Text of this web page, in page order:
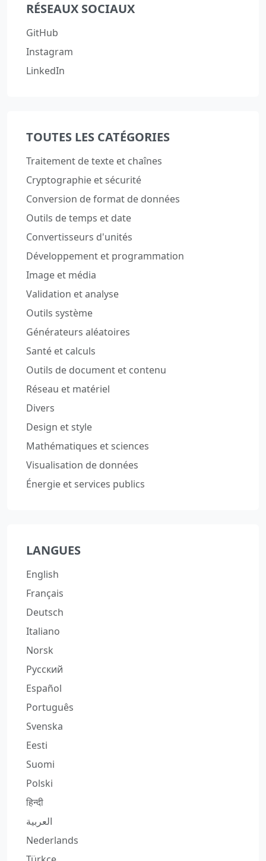
RÉSEAUX SOCIAUX
GitHub
Instagram
LinkedIn
TOUTES LES CATÉGORIES
Traitement de texte et chaînes
Cryptographie et sécurité
Conversion de format de données
Outils de temps et date
Convertisseurs d'unités
Développement et programmation
Image et média
Validation et analyse
Outils système
Générateurs aléatoires
Santé et calculs
Outils de document et contenu
Réseau et matériel
Divers
Design et style
Mathématiques et sciences
Visualisation de données
Énergie et services publics
LANGUES
English
Français
Deutsch
Italiano
Norsk
Русский
Español
Português
Svenska
Eesti
Suomi
Polski
हिन्दी
العربية
Nederlands